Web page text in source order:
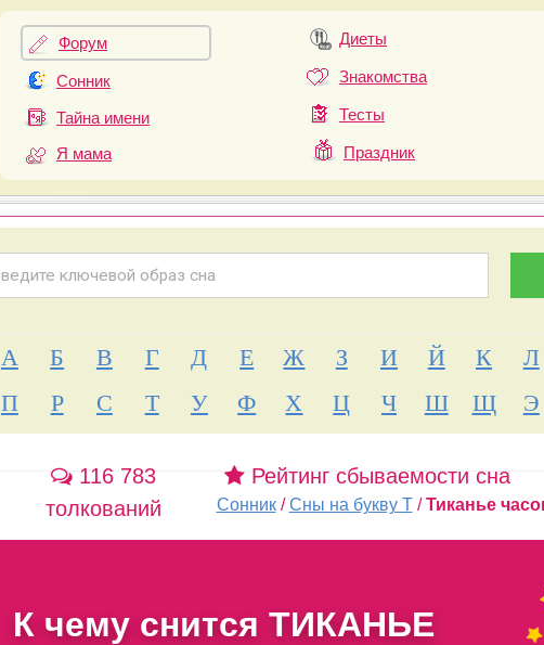
Форум
Сонник
Тайна имени
Я мама
Диеты
Знакомства
Тесты
Праздник
А Б В Г Д Е Ж З И Й К Л
П
Р С Т У Ф Х Ц Ч Ш Щ Э
116 783
толкований
Рейтинг сбываемости сна
Сонник /Сны на букву Т /Тиканье
К чему снится ТИКАНЬЕ